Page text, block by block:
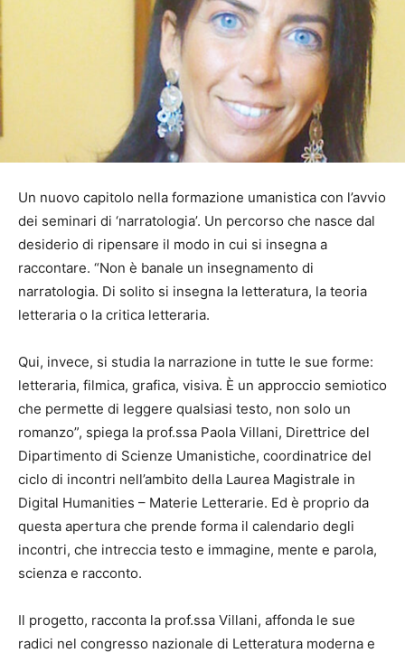
Un nuovo capitolo nella formazione umanistica con l’avvio
dei seminari di ‘narratologia’. Un percorso che nasce dal
desiderio di ripensare il modo in cui si insegna a
raccontare. “Non è banale un insegnamento di
narratologia. Di solito si insegna la letteratura, la teoria
letteraria o la critica letteraria.
Qui, invece, si studia la narrazione in tutte le sue forme:
letteraria, filmica, grafica, visiva. È un approccio semiotico
che permette di leggere qualsiasi testo, non solo un
romanzo”, spiega la prof.ssa Paola Villani, Direttrice del
Dipartimento di Scienze Umanistiche, coordinatrice del
ciclo di incontri nell’ambito della Laurea Magistrale in
Digital Humanities – Materie Letterarie. Ed è proprio da
questa apertura che prende forma il calendario degli
incontri, che intreccia testo e immagine, mente e parola,
scienza e racconto.
Il progetto, racconta la prof.ssa Villani, affonda le sue
radici nel congresso nazionale di Letteratura moderna e